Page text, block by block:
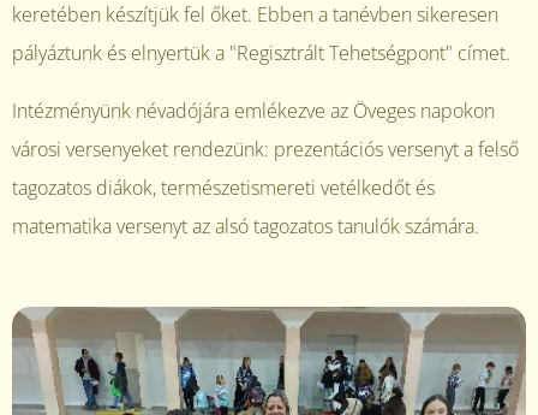
keretében készítjük fel őket. Ebben a tanévben sikeresen
pályáztunk és elnyertük a "Regisztrált Tehetségpont" címet.
Intézményünk névadójára emlékezve az Öveges napokon
városi versenyeket rendezünk: prezentációs versenyt a felső
tagozatos diákok, természetismereti vetélkedőt és
matematika versenyt az alsó tagozatos tanulók számára.